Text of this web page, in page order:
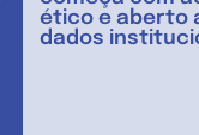
ético e aberto
dados